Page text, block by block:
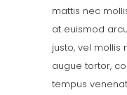
mattis nec
at euismod
justo, vel mollis
augue tortor,
tempus